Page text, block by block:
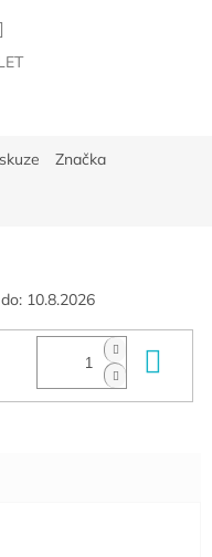
Značka
10.8.2026